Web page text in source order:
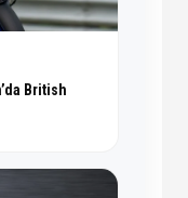
British